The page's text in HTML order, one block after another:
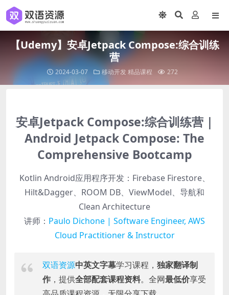
【Udemy】安卓Jetpack Compose:综合训练
营
2024-03-07 移动开发精品课程 272
安卓Jetpack Compose:综合训练营 |
Android Jetpack Compose: The
Comprehensive Bootcamp
Kotlin Android应用程序开发：Firebase Firestore、
Hilt&Dagger、ROOM DB、ViewModel、导航和
Clean Architecture
讲师： Paulo Dichone | Software Engineer, AWS
Cloud Practitioner & Instructor
双语资源中英文字幕学习课程， 独家翻译制
作 ，提供全部配套课程资料。全网最低价享受